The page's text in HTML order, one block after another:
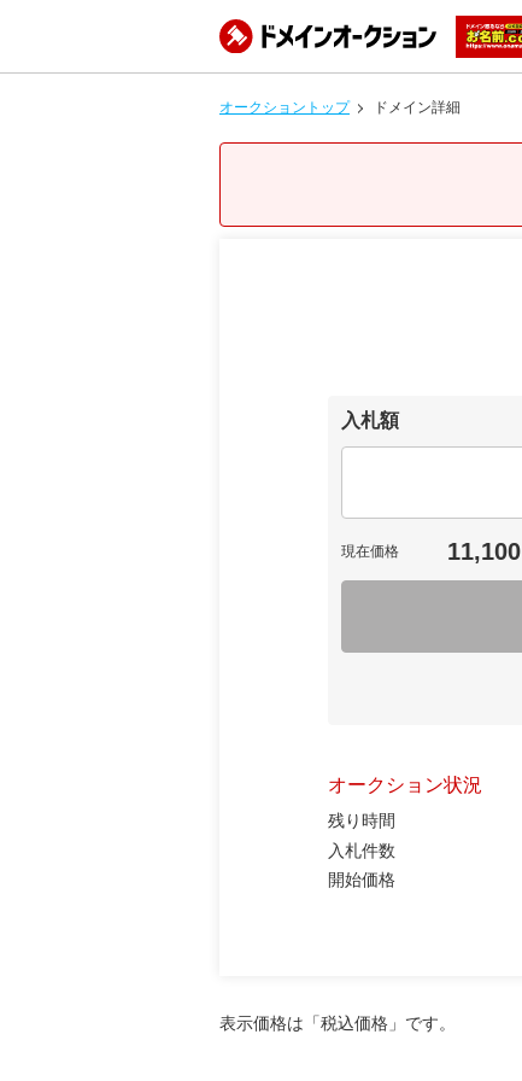
オークショントップ ドメイン詳細
入札額
現在価格 11,100
オークション状況
残り時間
入札件数
開始価格
表示価格は「税込価格」です。